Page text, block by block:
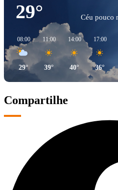
29° Céu pouco
08:00
29°
11:00
39°
14:00
40°
17:00
36°
Compartilhe